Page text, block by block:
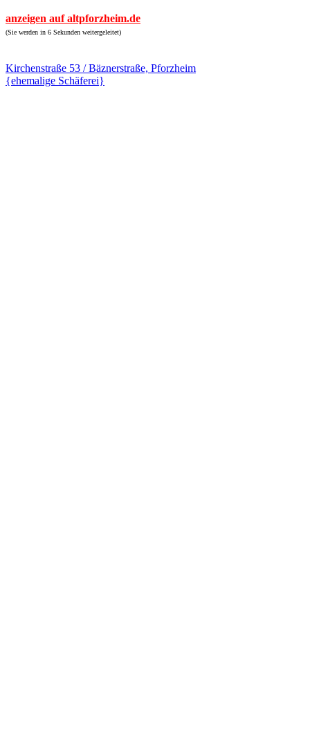
anzeigen auf altpforzheim.de
(Sie werden in 6 Sekunden weitergeleitet)
Kirchenstraße 53 / Bäznerstraße, Pforzheim
{ehemalige Schäferei}